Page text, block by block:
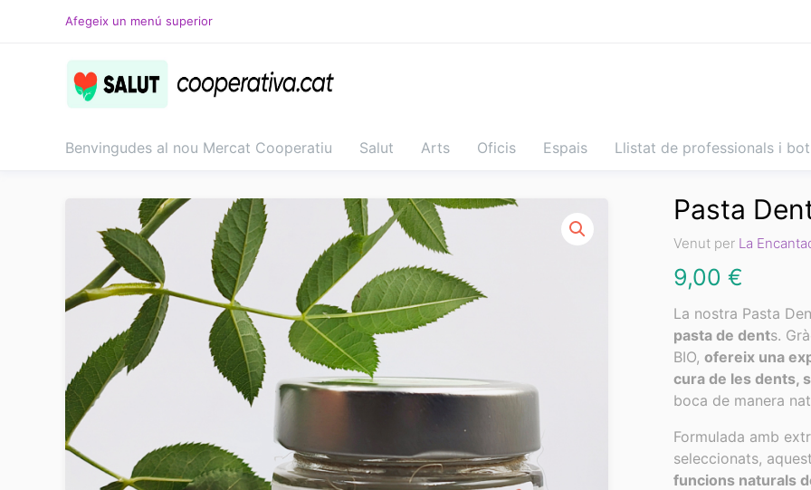
Afegeix un menú superior
Benvingudes al nou Mercat Cooperatiu Salut Arts Oficis Espais Llistat de professionals i
Pasta
Venut per La
9,00 €
La nostra Pasta
pasta de dents.
BIO, ofereix una
cura de les dents,
boca de manera
Formulada amb
seleccionats,
funcions naturals